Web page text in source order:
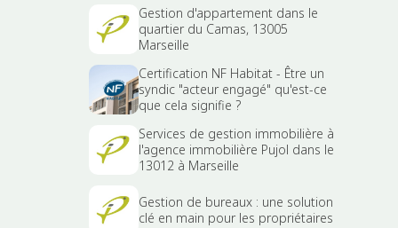
Gestion d'appartement dans le
quartier du Camas, 13005
Marseille
Certification NF Habitat - Être un
syndic "acteur engagé" qu'est-ce
que cela signifie ?
Services de gestion immobilière à
l'agence immobilière Pujol dans le
13012 à Marseille
Gestion de bureaux : une solution
clé en main pour les propriétaires